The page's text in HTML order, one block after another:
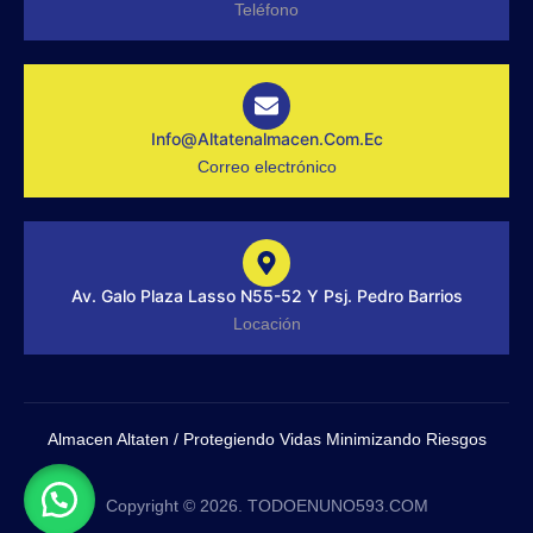
a
r
a
-
1
-
i
g
Teléfono
Info@altatenalmacen.com.ec
Correo electrónico
Av. Galo Plaza Lasso N55-52 Y Psj. Pedro Barrios
Locación
Almacen Altaten / Protegiendo Vidas Minimizando Riesgos
Copyright © 2026. TODOENUNO593.COM